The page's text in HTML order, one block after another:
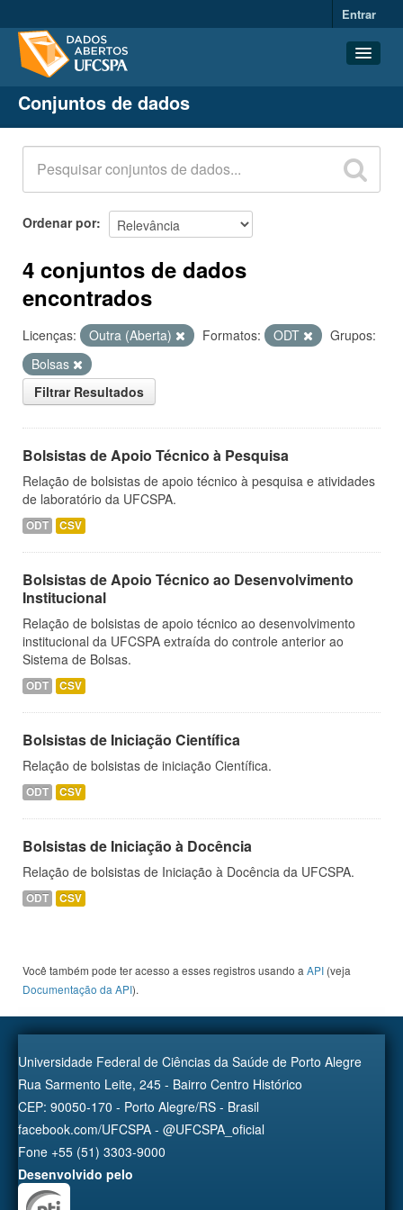
Entrar
Conjuntos de dados
Organizações
Grupos
Sobre
Conjuntos de dados
Ordenar por
4 conjuntos de dados
encontrados
Licenças: Outra (Aberta) Formatos: ODT
Grupos:
Bolsas
Filtrar Resultados
Bolsistas de Apoio Técnico à Pesquisa
Relação de bolsistas de apoio técnico à pesquisa e atividades
de laboratório da UFCSPA.
ODT CSV
Bolsistas de Apoio Técnico ao Desenvolvimento
Institucional
Relação de bolsistas de apoio técnico ao desenvolvimento
institucional da UFCSPA extraída do controle anterior ao
Sistema de Bolsas.
ODT CSV
Bolsistas de Iniciação Científica
Relação de bolsistas de iniciação Científica.
ODT CSV
Bolsistas de Iniciação à Docência
Relação de bolsistas de Iniciação à Docência da UFCSPA.
ODT CSV
Você também pode ter acesso a esses registros usando a API (veja
Documentação da API).
Universidade Federal de Ciências da Saúde de Porto Alegre
Rua Sarmento Leite, 245 - Bairro Centro Histórico
CEP: 90050-170 - Porto Alegre/RS - Brasil
facebook.com/UFCSPA - @UFCSPA_oficial
Fone +55 (51) 3303-9000
Desenvolvido pelo